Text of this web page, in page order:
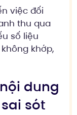
việc đối
thu qua
số liệu
khớp,
dung
sót